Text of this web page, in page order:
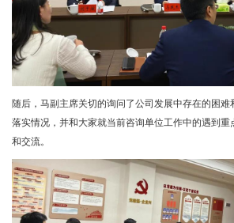
随后，马副主席关切的询问了公司发展中存在的困
落实情况，并和大家就当前咨询单位工作中的遇到
和交流。